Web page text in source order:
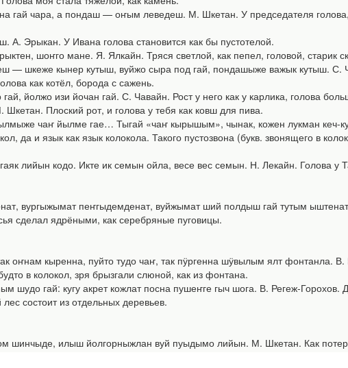
гай чара, а пондаш — оҥым леведеш. М. Шкетан. У председателя голова,
А. Эрыкан. У Ивана голова становится как бы пустотелой.
шоҥго мане. Я. Ялкайн. Тряся светлой, как пепел, головой, старик
шкеже кынер кутыш, вуйжо сыра под гай, пондашыже важык кутыш. С.
как котёл, борода с сажень.
йолжо изи йочан гай. С. Чавайн. Рост у него как у карлика, голова
Плоский рот, и голова у тебя как ковш для пива.
чаҥ йылме гае… Тыгай «чаҥ кырышым», чынак, кожен лукман кеч-
да и язык как язык колокола. Такого пустозвона (букв. звонящего в
лийын кодо. Икте ик семын ойла, весе вес семын. Н. Лекайн. Голова у
вургыжымат пеҥгыдемденат, вуйжымат ший полдыш гай тутым
сделал ядрёными, как серебряные пуговицы.
оҥнам кыренна, пуйто тудо чаҥ, так пӱргенна шӱвылым ялт фонтанла.
в колокол, зря брызгали слюной, как из фонтана.
шудо гай: кугу акрет кожлат посна пушеҥге гыч шога. В. Регеж-
состоит из отдельных деревьев.
илыш йолгорныжлан вуй пуыдымо лийын. М. Шкетан. Как